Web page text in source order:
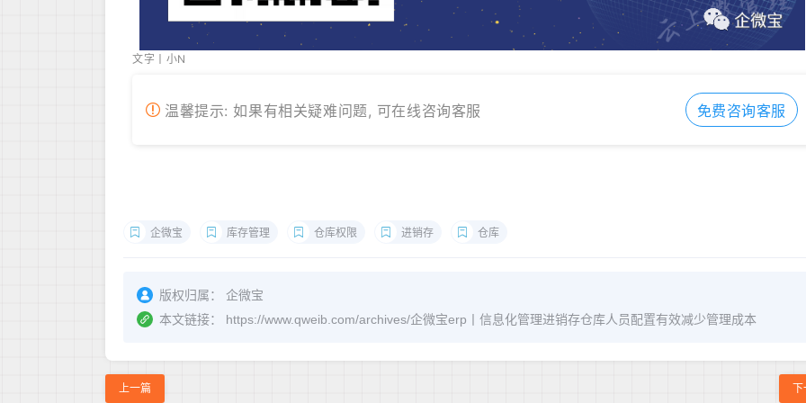
文字丨小N
温馨提示: 如果有相关疑难问题, 可在线咨询客服 免费咨询客服
企微宝 库存管理 仓库权限 进销存 仓库
版权归属：
企微宝
本文链接：
https://www.qweib.com/archives/企微宝erp丨信息化管理进销存仓库人员配置有效减少管理成本
上一篇